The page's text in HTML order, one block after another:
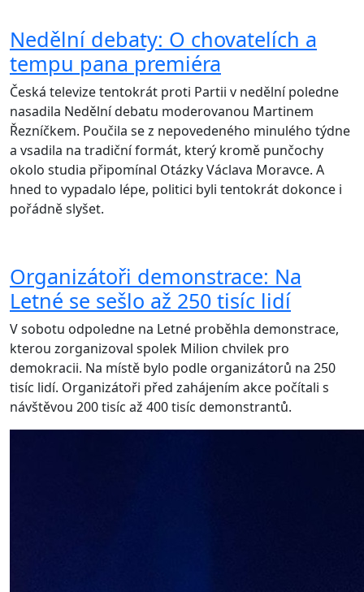
Nedělní debaty: O chovatelích a
tempu pana premiéra
Česká televize tentokrát proti Partii v nedělní poledne
nasadila Nedělní debatu moderovanou Martinem
Řezníčkem. Poučila se z nepovedeného minulého týdne
a vsadila na tradiční formát, který kromě punčochy
okolo studia připomínal Otázky Václava Moravce. A
hned to vypadalo lépe, politici byli tentokrát dokonce i
pořádně slyšet.
Organizátoři demonstrace: Na
Letné se sešlo až 250 tisíc lidí
V sobotu odpoledne na Letné proběhla demonstrace,
kterou zorganizoval spolek Milion chvilek pro
demokracii. Na místě bylo podle organizátorů na 250
tisíc lidí. Organizátoři před zahájením akce počítali s
návštěvou 200 tisíc až 400 tisíc demonstrantů.